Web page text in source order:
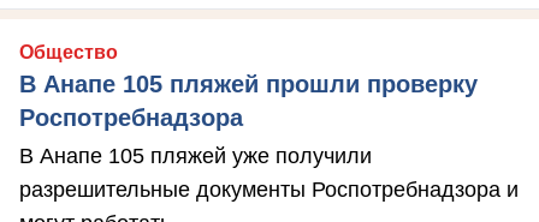
Общество
В Анапе 105 пляжей прошли проверку
Роспотребнадзора
В Анапе 105 пляжей уже получили
разрешительные документы Роспотребнадзора и